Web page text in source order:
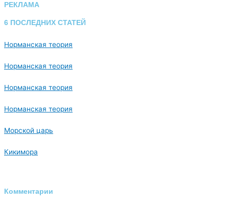
РЕКЛАМА
6 ПОСЛЕДНИХ СТАТЕЙ
Норманская теория
Норманская теория
Норманская теория
Норманская теория
Морской царь
Кикимора
Комментарии